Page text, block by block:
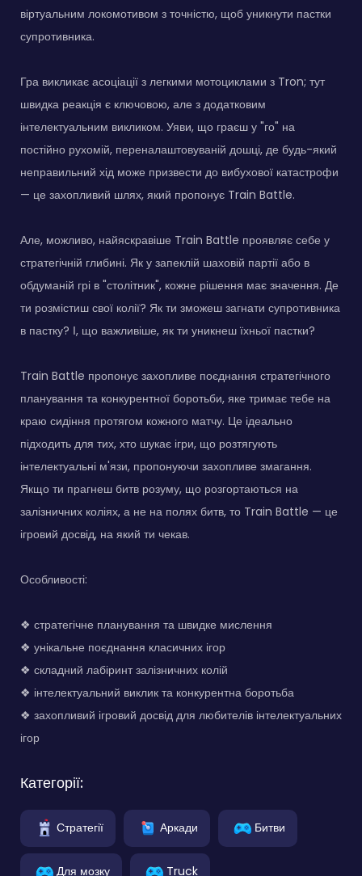
віртуальним локомотивом з точністю, щоб уникнути пастки
супротивника.
Гра викликає асоціації з легкими мотоциклами з Tron; тут
швидка реакція є ключовою, але з додатковим
інтелектуальним викликом. Уяви, що граєш у "го" на
постійно рухомій, переналаштовуваній дошці, де будь-який
неправильний хід може призвести до вибухової катастрофи
— це захопливий шлях, який пропонує Train Battle.
Але, можливо, найяскравіше Train Battle проявляє себе у
стратегічній глибині. Як у запеклій шаховій партії або в
обдуманій грі в "столітник", кожне рішення має значення. Де
ти розмістиш свої колії? Як ти зможеш загнати супротивника
в пастку? І, що важливіше, як ти уникнеш їхньої пастки?
Train Battle пропонує захопливе поєднання стратегічного
планування та конкурентної боротьби, яке тримає тебе на
краю сидіння протягом кожного матчу. Це ідеально
підходить для тих, хто шукає ігри, що розтягують
інтелектуальні м'язи, пропонуючи захопливе змагання.
Якщо ти прагнеш битв розуму, що розгортаються на
залізничних коліях, а не на полях битв, то Train Battle — це
ігровий досвід, на який ти чекав.
Особливості:
❖ стратегічне планування та швидке мислення
❖ унікальне поєднання класичних ігор
❖ складний лабіринт залізничних колій
❖ інтелектуальний виклик та конкурентна боротьба
❖ захопливий ігровий досвід для любителів інтелектуальних
ігор
Категорії:
Стратегії Аркади Битви
Для мозку Truck